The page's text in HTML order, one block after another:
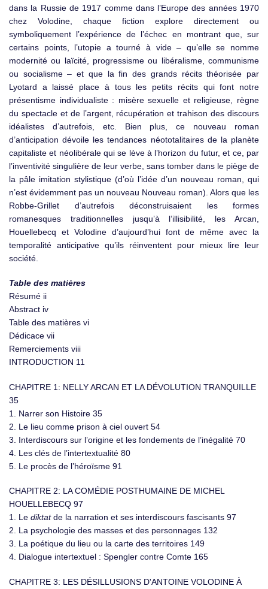
dans la Russie de 1917 comme dans l’Europe des années 1970
chez Volodine, chaque fiction explore directement ou
symboliquement l’expérience de l’échec en montrant que, sur
certains points, l’utopie a tourné à vide – qu’elle se nomme
modernité ou laïcité, progressisme ou libéralisme, communisme
ou socialisme – et que la fin des grands récits théorisée par
Lyotard a laissé place à tous les petits récits qui font notre
présentisme individualiste : misère sexuelle et religieuse, règne
du spectacle et de l’argent, récupération et trahison des discours
idéalistes d’autrefois, etc. Bien plus, ce nouveau roman
d’anticipation dévoile les tendances néototalitaires de la planète
capitaliste et néolibérale qui se lève à l’horizon du futur, et ce, par
l’inventivité singulière de leur verbe, sans tomber dans le piège de
la pâle imitation stylistique (d’où l’idée d’un nouveau roman, qui
n’est évidemment pas un nouveau Nouveau roman). Alors que les
Robbe-Grillet d’autrefois déconstruisaient les formes
romanesques traditionnelles jusqu’à l’illisibilité, les Arcan,
Houellebecq et Volodine d’aujourd’hui font de même avec la
temporalité anticipative qu’ils réinventent pour mieux lire leur
société.
Table des matières
Résumé ii
Abstract iv
Table des matières vi
Dédicace vii
Remerciements viii
INTRODUCTION 11
CHAPITRE 1: NELLY ARCAN ET LA DÉVOLUTION TRANQUILLE
35
1. Narrer son Histoire 35
2. Le lieu comme prison à ciel ouvert 54
3. Interdiscours sur l’origine et les fondements de l’inégalité 70
4. Les clés de l’intertextualité 80
5. Le procès de l’héroïsme 91
CHAPITRE 2: LA COMÉDIE POSTHUMAINE DE MICHEL
HOUELLEBECQ 97
1. Le diktatde la narration et ses interdiscours fascisants 97
2. La psychologie des masses et des personnages 132
3. La poétique du lieu ou la carte des territoires 149
4. Dialogue intertextuel : Spengler contre Comte 165
CHAPITRE 3: LES DÉSILLUSIONS D'ANTOINE VOLODINE À